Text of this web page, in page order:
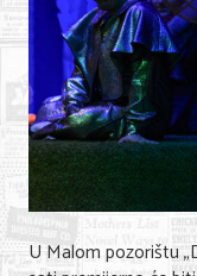
Shopping
Sve za venčanje
Sve za decu
Gastronomija
Kuća i bašta
Zdravlje i medicina
U Malom pozorištu